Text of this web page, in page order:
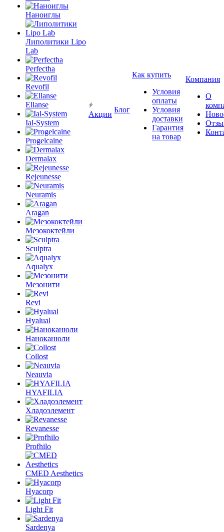
Наноиглы
Липолитики Lipo
Lab
Perfectha
Revofil
Ellanse
Ial-System
Progelcaine
Dermalax
Rejeunesse
Neuramis
Aragan
Мезококтейли
Sculptra
Aqualyx
Мезонити
Revi
Hyalual
Наноканюли
Collost
Neauvia
HYAFILIA
Хладоэлемент
Revanesse
Profhilo
CMED Aesthetics
Hyacorp
Light Fit
Sardenya
Акции
Блог
Как купить
Условия
оплаты
Условия
доставки
Гарантия
на товар
Компания
О